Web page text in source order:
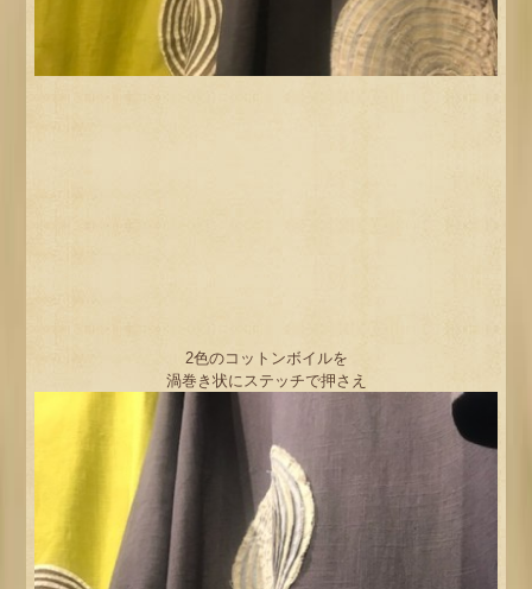
2色のコットンボイルを
渦巻き状にステッチで押さえ